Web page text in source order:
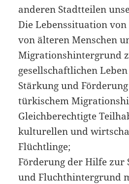
anderen Stadtteilen
Die Lebenssituation
von älteren Menschen
Migrationshintergrund
gesellschaftlichen
Stärkung und
türkischem
Gleichberechtigte
kulturellen und
Flüchtlinge;
Förderung der Hilfe zur
und Fluchthintergrund